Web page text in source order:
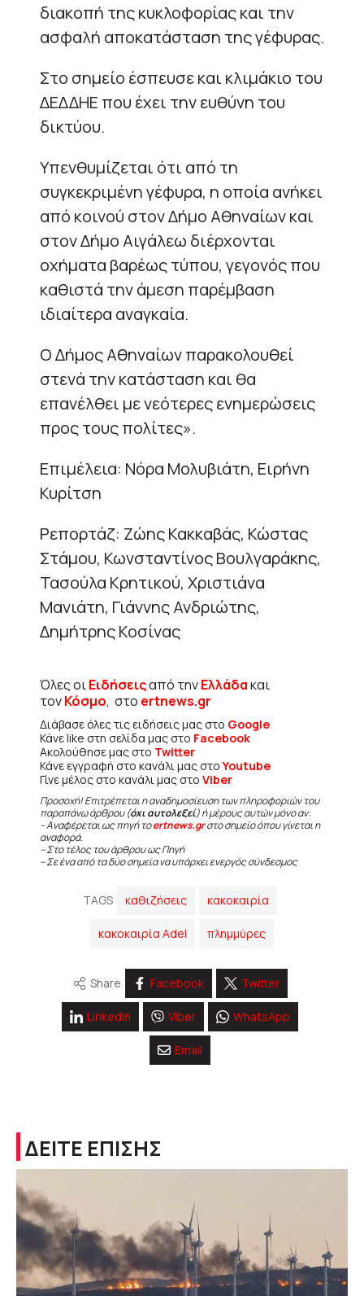
διακοπή της κυκλοφορίας και την
ασφαλή αποκατάσταση της γέφυρας.
Στο σημείο έσπευσε και κλιμάκιο του
ΔΕΔΔΗΕ που έχει την ευθύνη του
δικτύου.
Υπενθυμίζεται ότι από τη
συγκεκριμένη γέφυρα, η οποία ανήκει
από κοινού στον Δήμο Αθηναίων και
στον Δήμο Αιγάλεω διέρχονται
οχήματα βαρέως τύπου, γεγονός που
καθιστά την άμεση παρέμβαση
ιδιαίτερα αναγκαία.
Ο Δήμος Αθηναίων παρακολουθεί
στενά την κατάσταση και θα
επανέλθει με νεότερες ενημερώσεις
προς τους πολίτες».
Επιμέλεια: Νόρα Μολυβιάτη, Ειρήνη
Κυρίτση
Ρεπορτάζ: Ζώης Κακκαβάς, Κώστας
Στάμου, Κωνσταντίνος Βουλγαράκης,
Τασούλα Κρητικού, Χριστιάνα
Μανιάτη, Γιάννης Ανδριώτης,
Δημήτρης Κοσίνας
Όλες οιΕιδήσειςαπό τηνΕλλάδακαι
τονΚόσμο, στο ertnews.gr
Διάβασε όλες τις ειδήσεις μας στο Google
Κάνε like στη σελίδα μας στο Facebook
Ακολούθησε μας στο Twitter
Κάνε εγγραφή στο κανάλι μας στοYoutube
Γίνε μέλος στο κανάλι μας στο Viber
Προσοχή! Επιτρέπεται η αναδημοσίευση των πληροφοριών του
παραπάνω άρθρου (όχι αυτολεξεί) ή μέρους αυτών μόνο αν:
– Αναφέρεται ως πηγή τοertnews.grστο σημείο όπου γίνεται η
αναφορά.
– Στο τέλος του άρθρου ως Πηγή
– Σε ένα από τα δύο σημεία να υπάρχει ενεργός σύνδεσμος
TAGS καθιζήσεις κακοκαιρία
κακοκαιρία Adel πλημμύρες
Share Facebook Twitter
Linkedin Viber WhatsApp
Email
ΔΕΙΤΕ ΕΠΙΣΗΣ